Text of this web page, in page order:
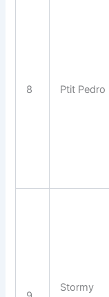
8 Ptit Pedro
Stormy